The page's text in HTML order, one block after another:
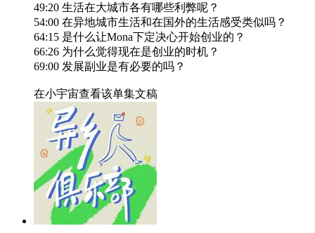
49:20 生活在大城市各有哪些利弊呢？
54:00 在异地城市生活和在国外的生活感受类似吗？
64:15 是什么让Mona下定决心开始创业的？
66:26 为什么觉得现在是创业的时机？
69:00 发展副业是有必要的吗？
在小宇宙查看该单集文稿